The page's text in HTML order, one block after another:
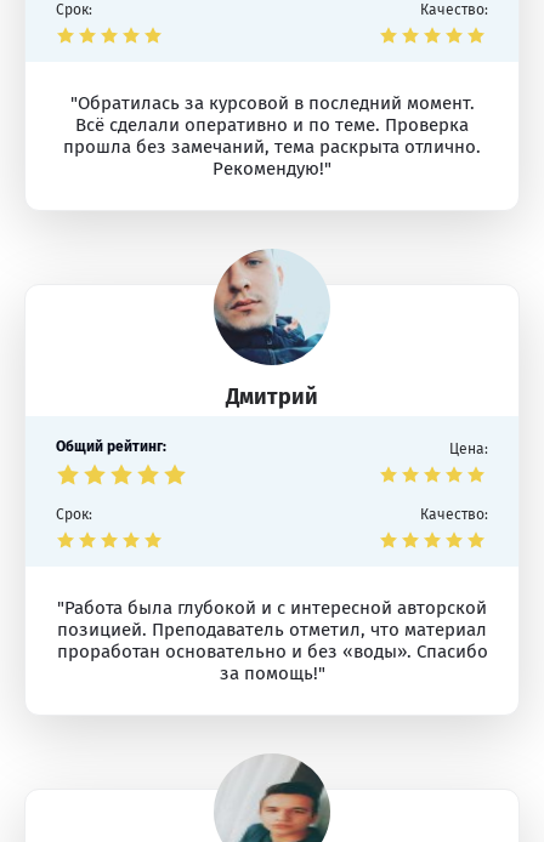
Срок: Качество:
"Обратилась за курсовой в последний момент.
Всё сделали оперативно и по теме. Проверка
прошла без замечаний, тема раскрыта отлично.
Рекомендую!"
Дмитрий
Общий рейтинг: Цена:
Срок: Качество:
"Работа была глубокой и с интересной авторской
позицией. Преподаватель отметил, что материал
проработан основательно и без «воды». Спасибо
за помощь!"